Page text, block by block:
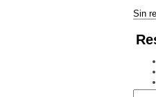
Sin